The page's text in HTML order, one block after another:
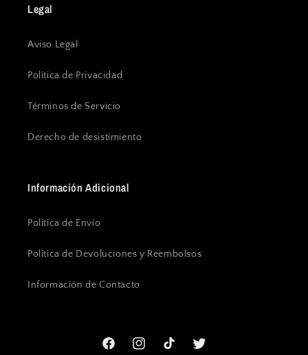
Legal
Aviso Legal
Política de Privacidad
Términos de Servicio
Derecho de desistimiento
Información Adicional
Política de Envío
Política de Devoluciones y Reembolsos
Información de Contacto
FacebookInstagramTikTok Twitter